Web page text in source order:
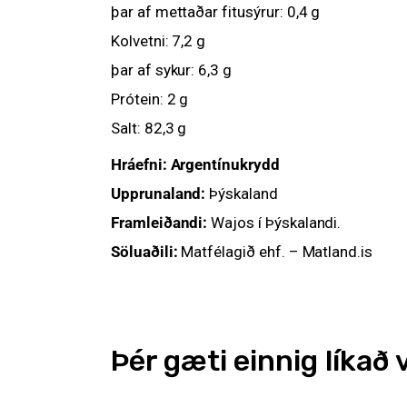
þar af mettaðar fitusýrur: 0,4 g
Kolvetni: 7,2 g
þar af sykur: 6,3 g
Prótein: 2 g
Salt: 82,3 g
Hráefni: Argentínukrydd
Upprunaland: Þýskaland
Framleiðandi:Wajos í Þýskalandi.
Söluaðili: Matfélagið ehf. – Matland.is
Þér gæti einnig líkað